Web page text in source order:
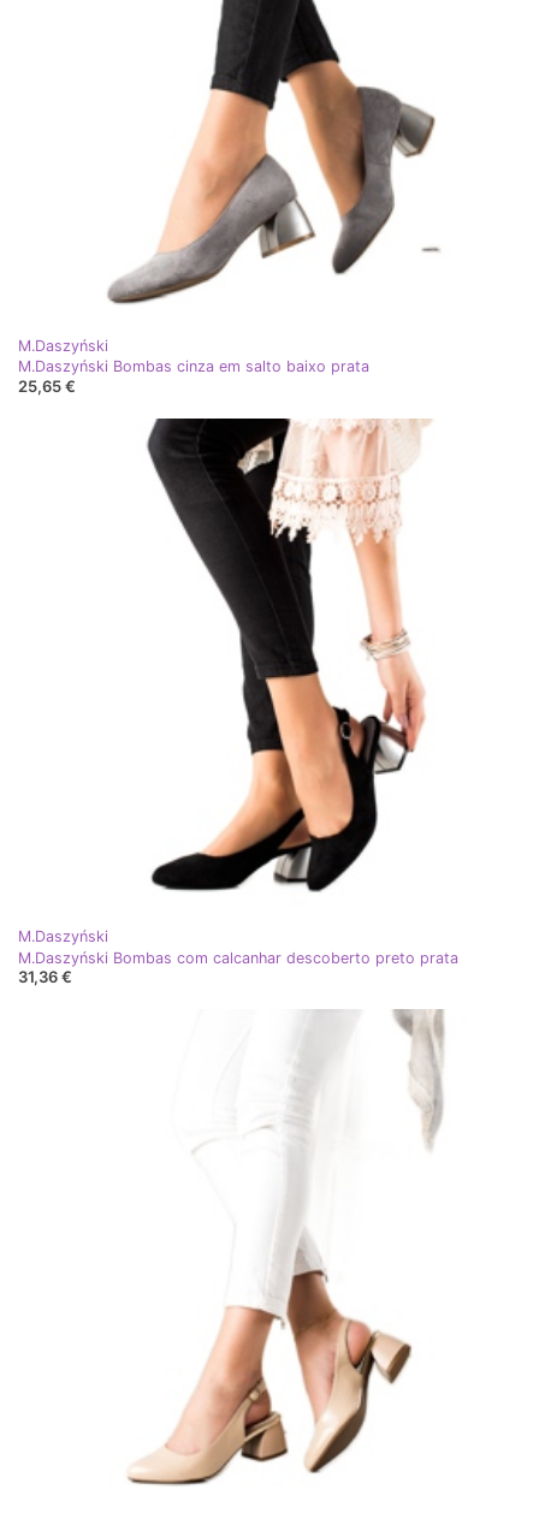
M.Daszyński
M.Daszyński Bombas cinza em salto baixo prata
25,65 €
M.Daszyński
M.Daszyński Bombas com calcanhar descoberto preto prata
31,36 €